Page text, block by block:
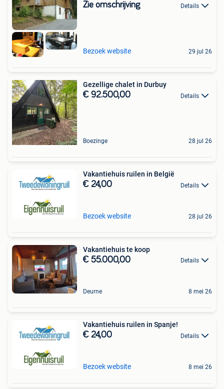
Zie omschrijving Details
Bezoek website 29 jul 26
Gezellige chalet in Durbuy
€ 92.500,00 Details
Boezinge 28 jul 26
Vakantiehuis ruilen in België
€ 24,00 Details
Bezoek website 28 jul 26
Vakantiehuis te koop
€ 55.000,00 Details
Deurne 8 mei 26
Vakantiehuis ruilen in Spanje!
€ 24,00 Details
Bezoek website 8 mei 26